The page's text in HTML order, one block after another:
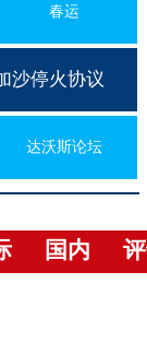
春运
沙停火协议
达沃斯论坛
国内